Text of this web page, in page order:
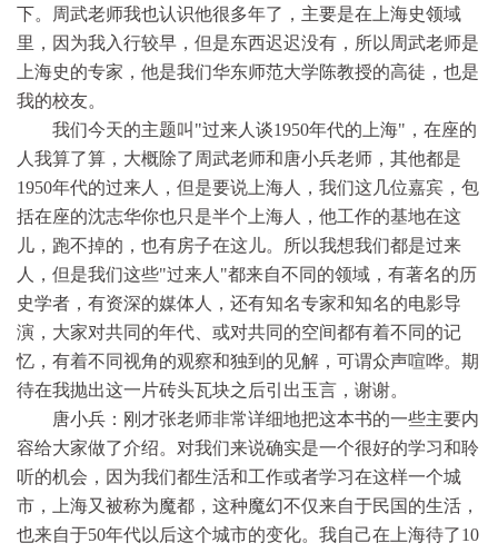
下。周武老师我也认识他很多年了，主要是在上海史领域
里，因为我入行较早，但是东西迟迟没有，所以周武老师是
上海史的专家，他是我们华东师范大学陈教授的高徒，也是
我的校友。
我们今天的主题叫"过来人谈1950年代的上海"，在座的
人我算了算，大概除了周武老师和唐小兵老师，其他都是
1950年代的过来人，但是要说上海人，我们这几位嘉宾，包
括在座的沈志华你也只是半个上海人，他工作的基地在这
儿，跑不掉的，也有房子在这儿。所以我想我们都是过来
人，但是我们这些"过来人"都来自不同的领域，有著名的历
史学者，有资深的媒体人，还有知名专家和知名的电影导
演，大家对共同的年代、或对共同的空间都有着不同的记
忆，有着不同视角的观察和独到的见解，可谓众声喧哗。期
待在我抛出这一片砖头瓦块之后引出玉言，谢谢。
唐小兵：刚才张老师非常详细地把这本书的一些主要内
容给大家做了介绍。对我们来说确实是一个很好的学习和聆
听的机会，因为我们都生活和工作或者学习在这样一个城
市，上海又被称为魔都，这种魔幻不仅来自于民国的生活，
也来自于50年代以后这个城市的变化。我自己在上海待了10